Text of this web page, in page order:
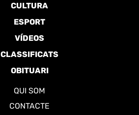
CULTURA
ESPORT
VÍDEOS
CLASSIFICATS
OBITUARI
QUI SOM
CONTACTE